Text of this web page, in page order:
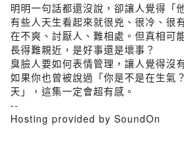
明明一句話都還沒說，卻讓人覺得「
有些人天生看起來就很兇、很冷、很
在不爽、討厭人、難相處。但真相可
長得難親近，是好事還是壞事？
臭臉人要如何表情管理，讓人覺得沒
如果你也曾被說過「你是不是在生氣
天」，這集一定會超有感。
--
Hosting provided by SoundOn